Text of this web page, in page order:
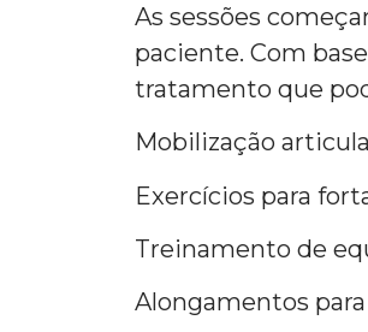
As sessões
paciente. Com
tratamento que
Mobilização
Exercícios para
Treinamento de
Alongamentos